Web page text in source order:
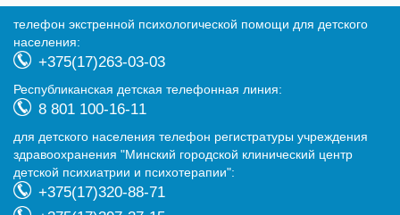
телефон экстренной психологической помощи для детского
населения:
+375(17)263-03-03
Республиканская детская телефонная линия:
8 801 100-16-11
для детского населения телефон регистратуры учреждения
здравоохранения "Минский городской клинический центр
детской психиатрии и психотерапии":
+375(17)320-88-71